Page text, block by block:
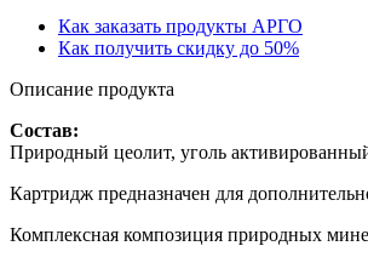
Как заказать продукты АРГО
Как получить скидку до 50%
Описание продукта
Состав:
Природный цеолит, уголь
Картридж предназначен для
Комплексная композиция природных